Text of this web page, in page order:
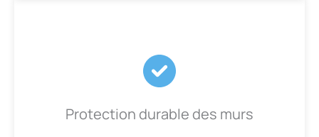
Protection durable des murs